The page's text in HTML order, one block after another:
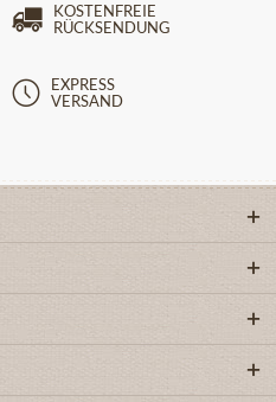
KOSTENFREIE
RÜCKSENDUNG
EXPRESS
VERSAND